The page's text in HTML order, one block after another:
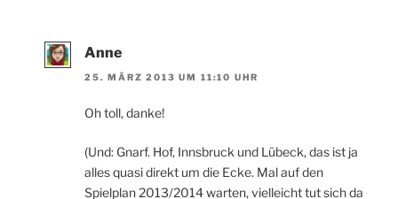
Anne
25. MÄRZ 2013 UM 11:10 UHR
Oh toll, danke!
(Und: Gnarf. Hof, Innsbruck und Lübeck, das ist ja
alles quasi direkt um die Ecke. Mal auf den
Spielplan 2013/2014 warten, vielleicht tut sich da